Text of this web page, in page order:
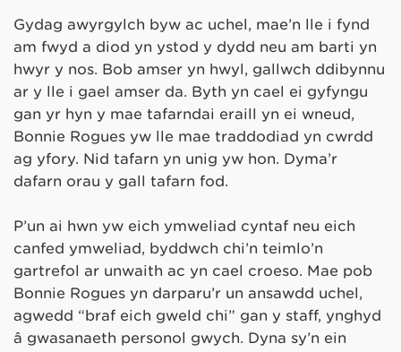
Gydag awyrgylch byw ac uchel, mae’n lle i fynd
am fwyd a diod yn ystod y dydd neu am barti yn
hwyr y nos. Bob amser yn hwyl, gallwch ddibynnu
ar y lle i gael amser da. Byth yn cael ei gyfyngu
gan yr hyn y mae tafarndai eraill yn ei wneud,
Bonnie Rogues yw lle mae traddodiad yn cwrdd
ag yfory. Nid tafarn yn unig yw hon. Dyma’r
dafarn orau y gall tafarn fod.
P’un ai hwn yw eich ymweliad cyntaf neu eich
canfed ymweliad, byddwch chi’n teimlo’n
gartrefol ar unwaith ac yn cael croeso. Mae pob
Bonnie Rogues yn darparu’r un ansawdd uchel,
agwedd “braf eich gweld chi” gan y staff, ynghyd
â gwasanaeth personol gwych. Dyna sy’n ein